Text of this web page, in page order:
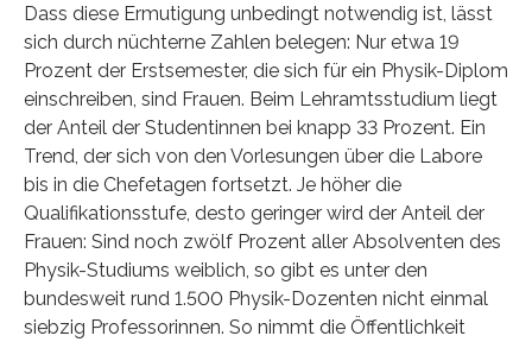
Dass diese Ermutigung unbedingt notwendig ist, lässt
sich durch nüchterne Zahlen belegen: Nur etwa 19
Prozent der Erstsemester, die sich für ein Physik-Diplom
einschreiben, sind Frauen. Beim Lehramtsstudium liegt
der Anteil der Studentinnen bei knapp 33 Prozent. Ein
Trend, der sich von den Vorlesungen über die Labore
bis in die Chefetagen fortsetzt. Je höher die
Qualifikationsstufe, desto geringer wird der Anteil der
Frauen: Sind noch zwölf Prozent aller Absolventen des
Physik-Studiums weiblich, so gibt es unter den
bundesweit rund 1.500 Physik-Dozenten nicht einmal
siebzig Professorinnen. So nimmt die Öffentlichkeit